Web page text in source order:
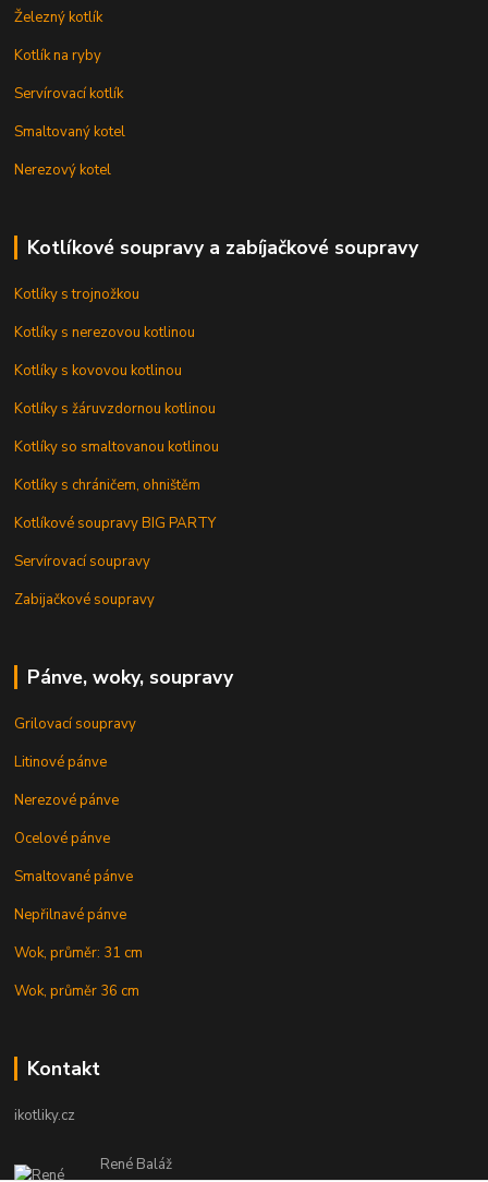
Železný kotlík
Kotlík na ryby
Servírovací kotlík
Smaltovaný kotel
Nerezový kotel
Kotlíkové soupravy a zabíjačkové soupravy
Kotlíky s trojnožkou
Kotlíky s nerezovou kotlinou
Kotlíky s kovovou kotlinou
Kotlíky s žáruvzdornou kotlinou
Kotlíky so smaltovanou kotlinou
Kotlíky s chráničem, ohništěm
Kotlíkové soupravy BIG PARTY
Servírovací soupravy
Zabijačkové soupravy
Pánve, woky, soupravy
Grilovací soupravy
Litinové pánve
Nerezové pánve
Ocelové pánve
Smaltované pánve
Nepřilnavé pánve
Wok, průměr: 31 cm
Wok, průměr 36 cm
Kontakt
ikotliky.cz
René Baláž